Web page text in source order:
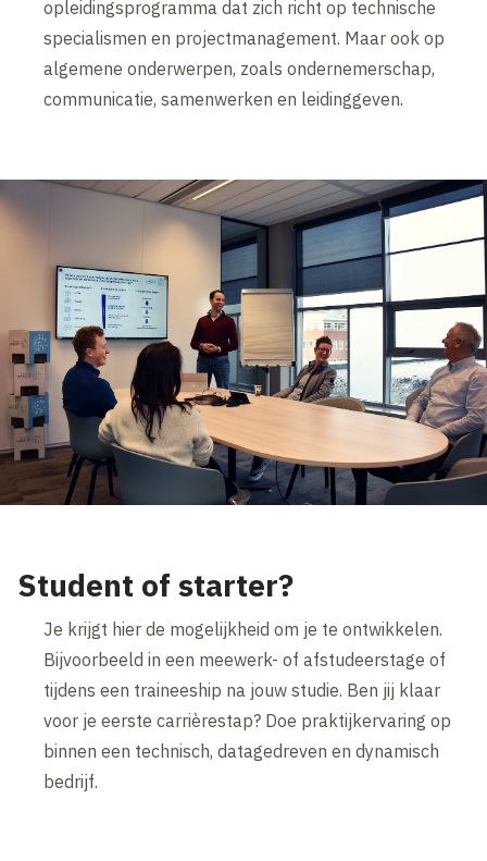
opleidingsprogramma dat zich richt op technische
specialismen en projectmanagement. Maar ook op
algemene onderwerpen, zoals ondernemerschap,
communicatie, samenwerken en leidinggeven.
Student of starter?
Je krijgt hier de mogelijkheid om je te ontwikkelen.
Bijvoorbeeld in een meewerk- of afstudeerstage of
tijdens een traineeship na jouw studie. Ben jij klaar
voor je eerste carrièrestap? Doe praktijkervaring op
binnen een technisch, datagedreven en dynamisch
bedrijf.